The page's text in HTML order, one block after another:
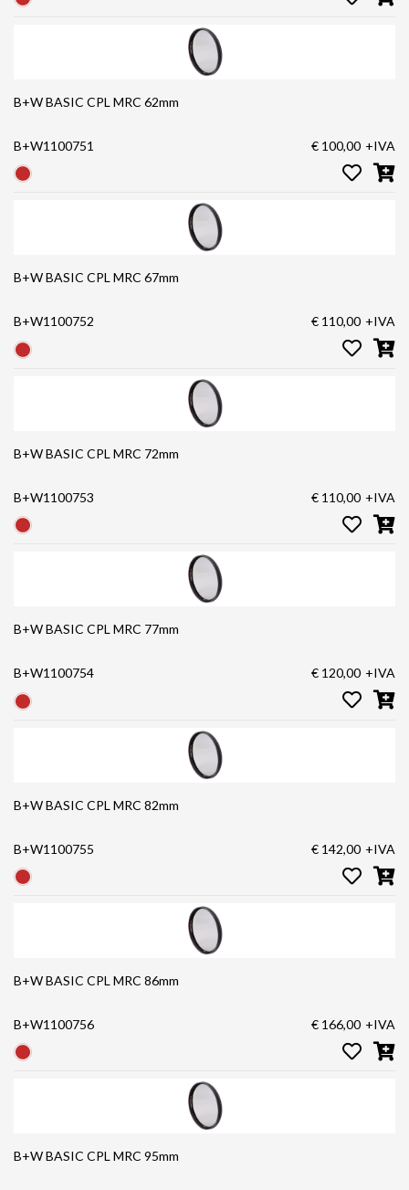
B+W BASIC CPL MRC 62mm
B+W1100751 € 100,00 +IVA
B+W BASIC CPL MRC 67mm
B+W1100752 € 110,00 +IVA
B+W BASIC CPL MRC 72mm
B+W1100753 € 110,00 +IVA
B+W BASIC CPL MRC 77mm
B+W1100754 € 120,00 +IVA
B+W BASIC CPL MRC 82mm
B+W1100755 € 142,00 +IVA
B+W BASIC CPL MRC 86mm
B+W1100756 € 166,00 +IVA
B+W BASIC CPL MRC 95mm